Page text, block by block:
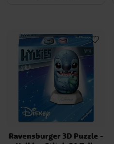
Ravensburger 3D Puzzle -